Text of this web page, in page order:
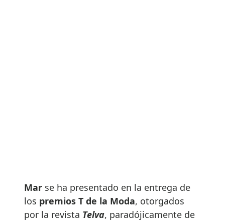
Mar se ha presentado en la entrega de
los premios T de la Moda, otorgados
por la revista Telva, paradójicamente de